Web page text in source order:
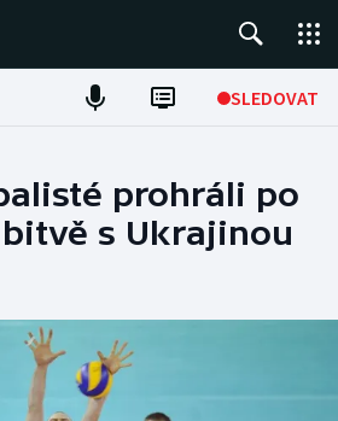
SLEDOVAT
prohráli po
s Ukrajinou